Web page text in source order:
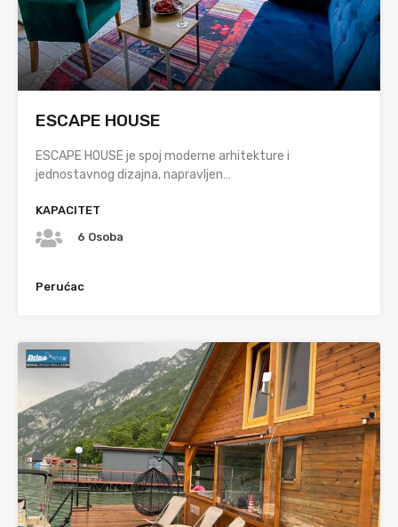
ESCAPE HOUSE
ESCAPE HOUSE je spoj moderne arhitekture i
jednostavnog dizajna, napravljen…
KAPACITET
6 Osoba
Perućac